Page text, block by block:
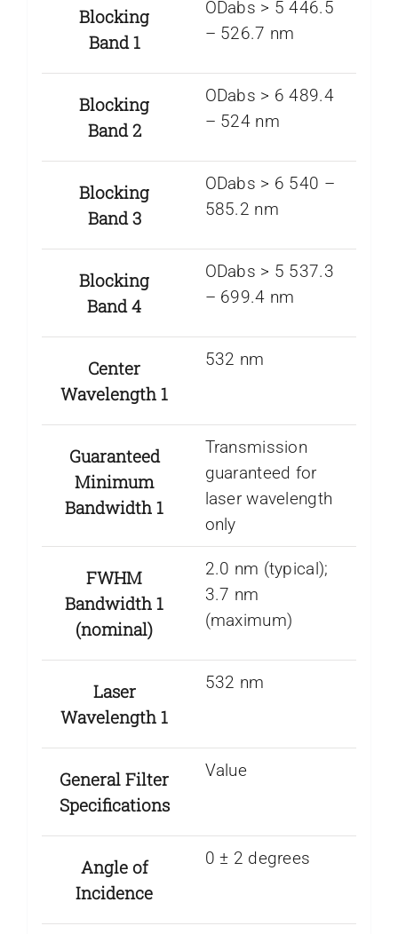
Blocking
Band 1
ODabs > 5 446.5
– 526.7 nm
Blocking
Band 2
ODabs > 6 489.4
– 524 nm
Blocking
Band 3
ODabs > 6 540 –
585.2 nm
Blocking
Band 4
ODabs > 5 537.3
– 699.4 nm
Center
Wavelength 1
532 nm
Guaranteed
Minimum
Bandwidth 1
Transmission
guaranteed for
laser wavelength
only
FWHM
Bandwidth 1
(nominal)
2.0 nm (typical);
3.7 nm
(maximum)
Laser
Wavelength 1
532 nm
General Filter
Specifications
Value
Angle of
Incidence
0 ± 2 degrees